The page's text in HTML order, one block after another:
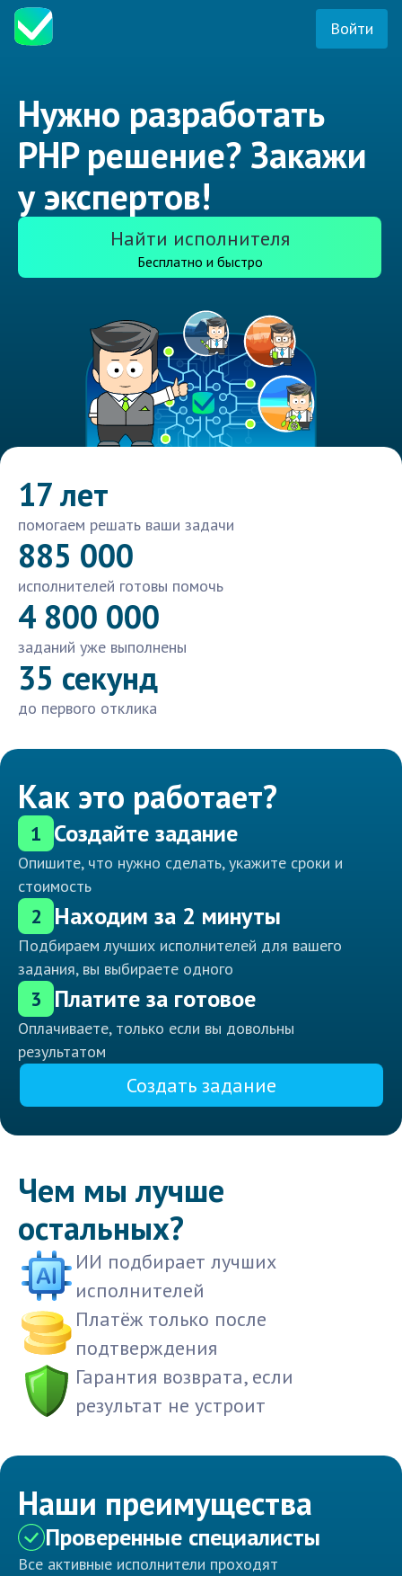
Войти
Нужно разработать
PHP решение? Закажи
у экспертов!
Найти исполнителя
Бесплатно и быстро
17 лет
помогаем решать ваши задачи
885 000
исполнителей готовы помочь
4 800 000
заданий уже выполнены
35 секунд
до первого отклика
Как это работает?
1 Создайте задание
Опишите, что нужно сделать, укажите сроки и
стоимость
2 Находим за 2 минуты
Подбираем лучших исполнителей для вашего
задания, вы выбираете одного
3 Платите за готовое
Оплачиваете, только если вы довольны
результатом
Создать задание
Чем мы лучше
остальных?
ИИ подбирает лучших
исполнителей
Платёж только после
подтверждения
Гарантия возврата, если
результат не устроит
Наши преимущества
Проверенные специалисты
Все активные исполнители проходят